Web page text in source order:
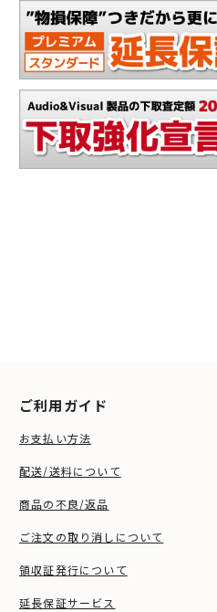
ご利用ガイド
お支払い方法
配送/送料について
商品の不良/返品
ご注文の取り消しについて
領収証発行について
延長保証サービス